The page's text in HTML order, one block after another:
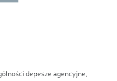
depesze agencyjne,